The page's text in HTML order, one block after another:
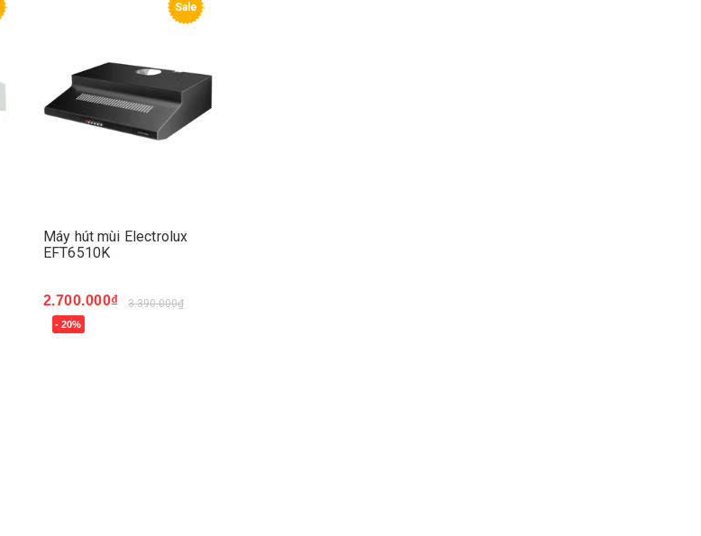
Sale
Máy hút mùi Electrolux
EFT6510K
2.700.000₫ 3.390.000₫
- 20%
Mua ngay